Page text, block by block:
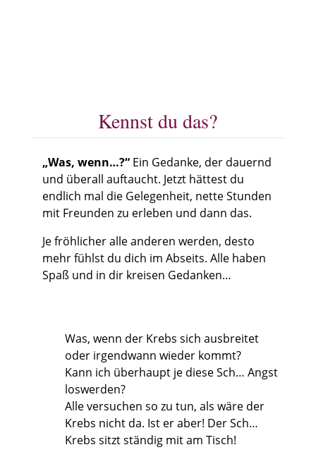
Kennst du das?
„Was, wenn…?“Ein Gedanke, der dauernd
und überall auftaucht. Jetzt hättest du
endlich mal die Gelegenheit, nette Stunden
mit Freunden zu erleben und dann das.
Je fröhlicher alle anderen werden, desto
mehr fühlst du dich im Abseits. Alle haben
Spaß und in dir kreisen Gedanken…
Was, wenn der Krebs sich ausbreitet
oder irgendwann wieder kommt?
Kann ich überhaupt je diese Sch… Angst
loswerden?
Alle versuchen so zu tun, als wäre der
Krebs nicht da. Ist er aber! Der Sch…
Krebs sitzt ständig mit am Tisch!